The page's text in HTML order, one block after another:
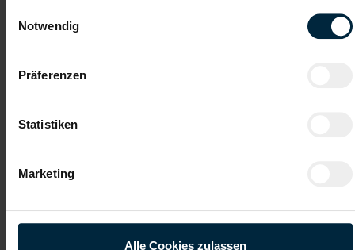
Notwendig
Präferenzen
Statistiken
Marketing
Alle Cookies zulassen
Anlagenverfügbarkeit
Gute Erreichbarkeit
Weiterbildung
Vollzeitarbeitsplatz
Bewirb dich jetzt!